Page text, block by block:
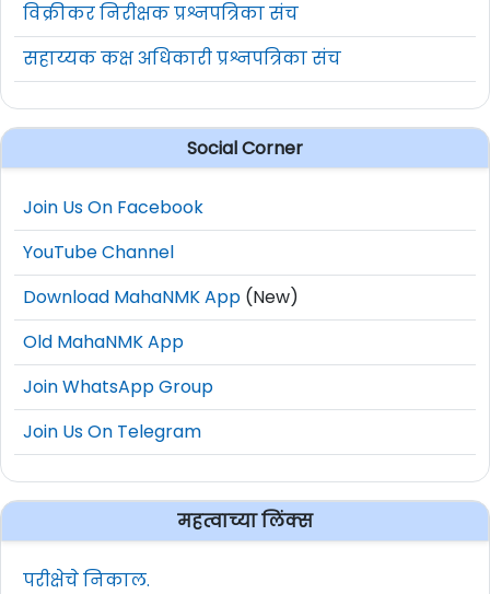
विक्रीकर निरीक्षक प्रश्नपत्रिका संच
सहाय्यक कक्ष अधिकारी प्रश्नपत्रिका संच
Social Corner
Join Us On Facebook
YouTube Channel
Download MahaNMK App (New)
Old MahaNMK App
Join WhatsApp Group
Join Us On Telegram
महत्वाच्या लिंक्स
परीक्षेचे निकाल.